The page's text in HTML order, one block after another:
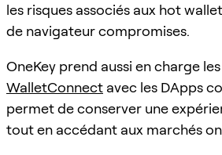
les risques associés aux hot
de navigateur compromises.
OneKey prend aussi en charge
WalletConnect avec les DApps
permet de conserver une
tout en accédant aux marchés